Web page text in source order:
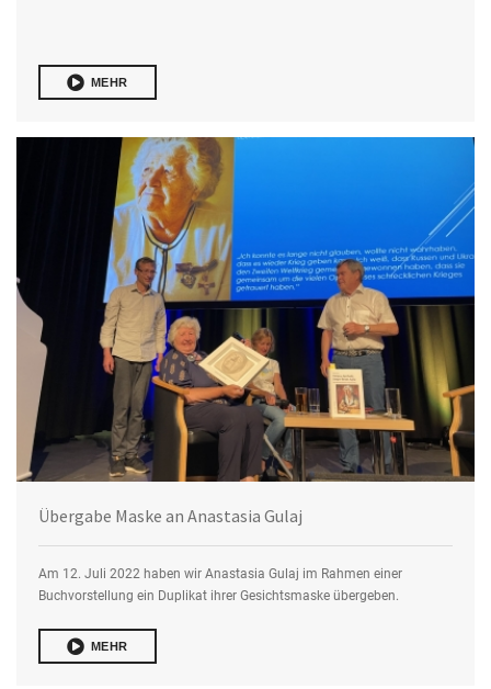
MEHR
Übergabe Maske an Anastasia Gulaj
Am 12. Juli 2022 haben wir Anastasia Gulaj im Rahmen einer
Buchvorstellung ein Duplikat ihrer Gesichtsmaske übergeben.
MEHR